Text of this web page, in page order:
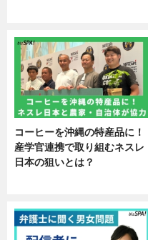
コーヒーを沖縄の特産品に！
産学官連携で取り組むネスレ
日本の狙いとは？